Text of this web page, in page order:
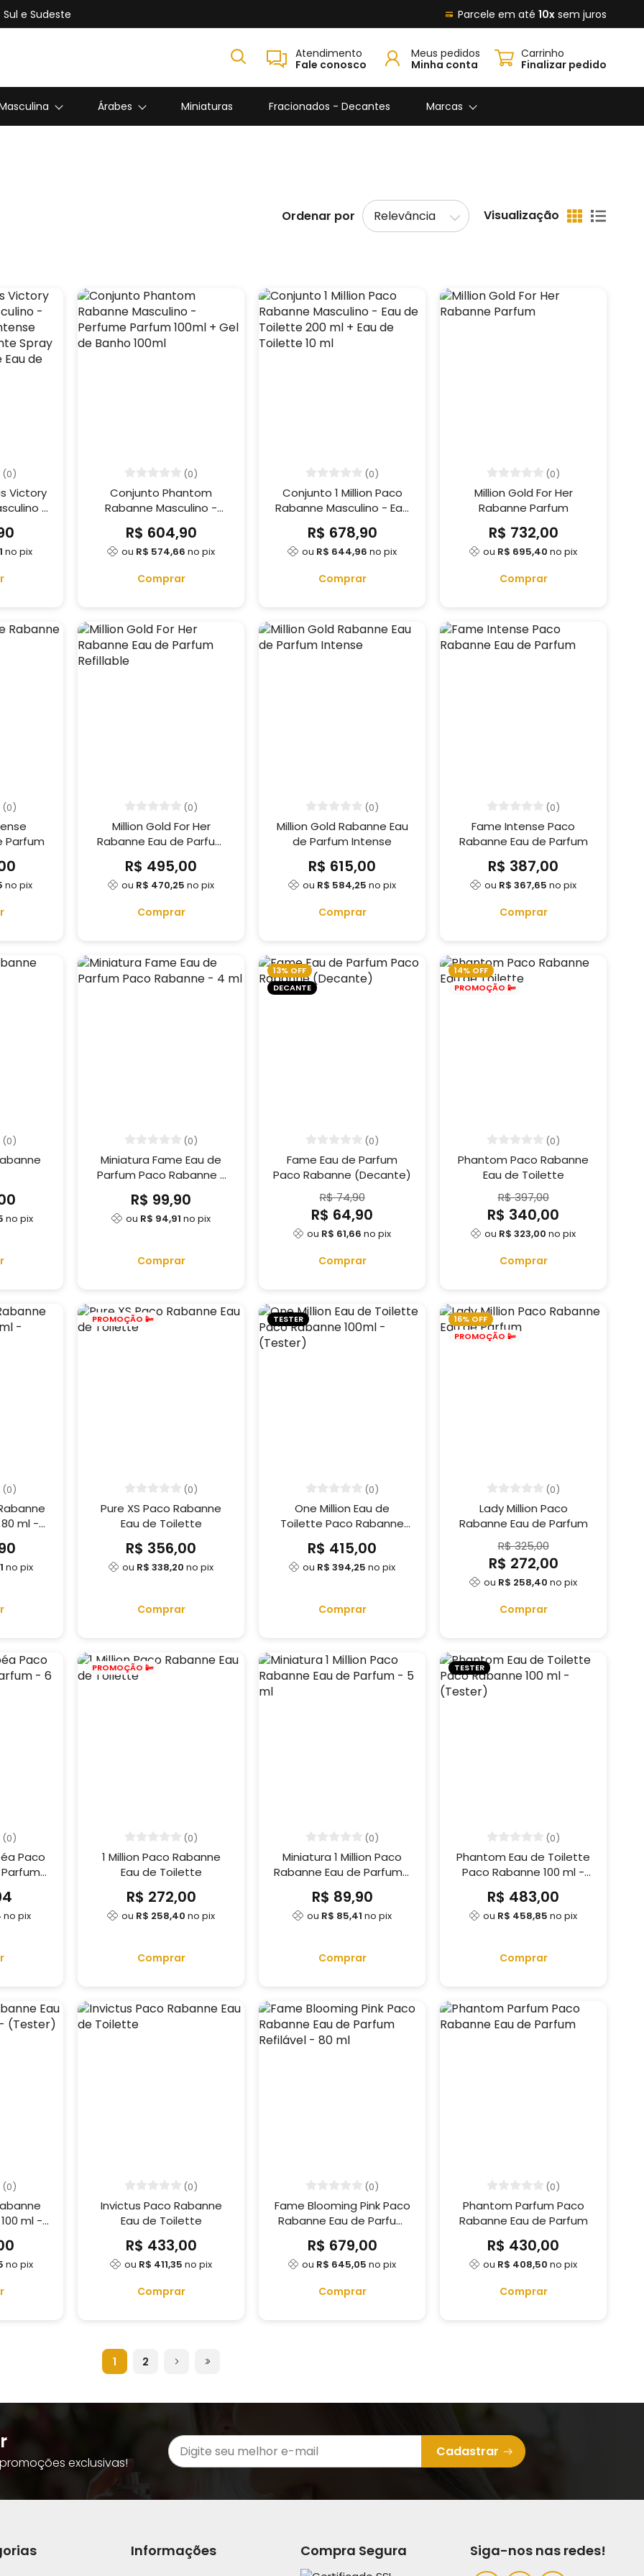
e Sudeste Parcele em até 10x sem juros
Atendimento
Fale conosco
Meus pedidos
Minha conta
Carrinho
Finalizar pedido
Árabes Miniaturas Fracionados - Decantes Marcas
Ordenar por Visualização
(0)
Victory
-
Size
no pix
(0)
Conjunto Phantom
Rabanne Masculino -
Gel de Banho 100ml
R$ 604,90
ou R$ 574,66 no pix
Comprar
(0)
Conjunto 1 Million Paco
Rabanne Masculino - Eau
de Toilette 10 ml
R$ 678,90
ou R$ 644,96 no pix
Comprar
(0)
Million Gold For Her
Rabanne Parfum
R$ 732,00
ou R$ 695,40 no pix
Comprar
(0)
Parfum
no pix
(0)
Million Gold For Her
Rabanne Eau de Parfum
R$ 495,00
ou R$ 470,25 no pix
Comprar
(0)
Million Gold Rabanne Eau
de Parfum Intense
R$ 615,00
ou R$ 584,25 no pix
Comprar
(0)
Fame Intense Paco
Rabanne Eau de Parfum
R$ 387,00
ou R$ 367,65 no pix
Comprar
(0)
no pix
(0)
Miniatura Fame Eau de
Parfum Paco Rabanne -
R$ 99,90
ou R$ 94,91 no pix
Comprar
13% OFF
DECANTE
(0)
Fame Eau de Parfum
Paco Rabanne (Decante)
R$ 74,90
R$ 64,90
ou R$ 61,66 no pix
Comprar
14% OFF
PROMOÇÃO 📴
(0)
Phantom Paco Rabanne
Eau de Toilette
R$ 397,00
R$ 340,00
ou R$ 323,00 no pix
Comprar
(0)
ml -
no pix
PROMOÇÃO 📴
(0)
Pure XS Paco Rabanne
Eau de Toilette
R$ 356,00
ou R$ 338,20 no pix
Comprar
TESTER
(0)
One Million Eau de
Toilette Paco Rabanne
R$ 415,00
ou R$ 394,25 no pix
Comprar
16% OFF
PROMOÇÃO 📴
(0)
Lady Million Paco
Rabanne Eau de Parfum
R$ 325,00
R$ 272,00
ou R$ 258,40 no pix
Comprar
(0)
Paco
-
no pix
PROMOÇÃO 📴
(0)
1 Million Paco Rabanne
Eau de Toilette
R$ 272,00
ou R$ 258,40 no pix
Comprar
(0)
Miniatura 1 Million Paco
Rabanne Eau de Parfum -
R$ 89,90
ou R$ 85,41 no pix
Comprar
TESTER
(0)
Phantom Eau de Toilette
Paco Rabanne 100 ml -
R$ 483,00
ou R$ 458,85 no pix
Comprar
(0)
ml -
no pix
(0)
Invictus Paco Rabanne
Eau de Toilette
R$ 433,00
ou R$ 411,35 no pix
Comprar
(0)
Fame Blooming Pink Paco
Rabanne Eau de Parfum
R$ 679,00
ou R$ 645,05 no pix
Comprar
(0)
Phantom Parfum Paco
Rabanne Eau de Parfum
R$ 430,00
ou R$ 408,50 no pix
Comprar
1 2
exclusivas!
Cadastrar
Informações Compra Segura Siga-nos nas redes!